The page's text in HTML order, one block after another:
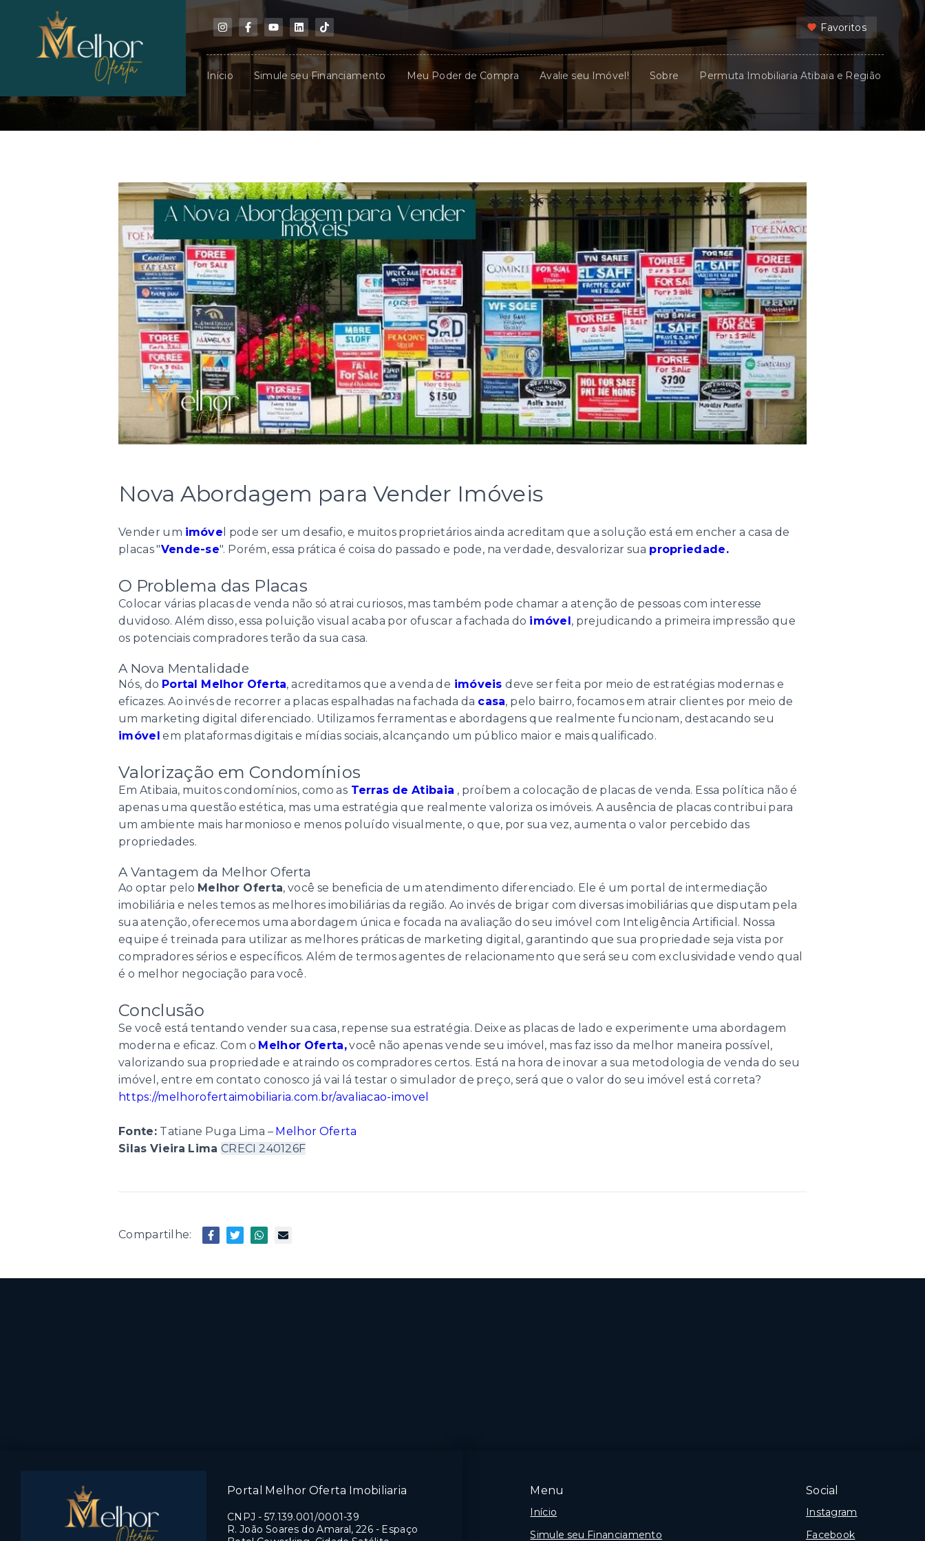
Favoritos
Início Simule seu Financiamento Meu Poder de Compra Avalie seu Imóvel! Sobre Permuta Imobiliaria Atibaia e Região
Nova Abordagem para Vender Imóveis
Vender um imóve l pode ser um desafio, e muitos proprietários ainda acreditam que a solução está em encher a casa de
placas "Vende-se". Porém, essa prática é coisa do passado e pode, na verdade, desvalorizar sua propriedade.
O Problema das Placas
Colocar várias placas de venda não só atrai curiosos, mas também pode chamar a atenção de pessoas com interesse
duvidoso. Além disso, essa poluição visual acaba por ofuscar a fachada do imóvel, prejudicando a primeira impressão que
os potenciais compradores terão da sua casa.
A Nova Mentalidade
Nós, do Portal Melhor Oferta, acreditamos que a venda de imóveisdeve ser feita por meio de estratégias modernas e
eficazes. Ao invés de recorrer a placas espalhadas na fachada da casa, pelo bairro, focamos em atrair clientes por meio de
um marketing digital diferenciado. Utilizamos ferramentas e abordagens que realmente funcionam, destacando seu
imóvel em plataformas digitais e mídias sociais, alcançando um público maior e mais qualificado.
Valorização em Condomínios
Em Atibaia, muitos condomínios, como asTerras de Atibaia , proíbem a colocação de placas de venda. Essa política não é
apenas uma questão estética, mas uma estratégia que realmente valoriza os imóveis. A ausência de placas contribui para
um ambiente mais harmonioso e menos poluído visualmente, o que, por sua vez, aumenta o valor percebido das
propriedades.
A Vantagem da Melhor Oferta
Ao optar pelo Melhor Oferta, você se beneficia de um atendimento diferenciado. Ele é um portal de intermediação
imobiliária e neles temos as melhores imobiliárias da região. Ao invés de brigar com diversas imobiliárias que disputam pela
sua atenção, oferecemos uma abordagem única e focada na avaliação do seu imóvel com Inteligência Artificial. Nossa
equipe é treinada para utilizar as melhores práticas de marketing digital, garantindo que sua propriedade seja vista por
compradores sérios e específicos. Além de termos agentes de relacionamento que será seu com exclusividade vendo qual
é o melhor negociação para você.
Conclusão
Se você está tentando vender sua casa, repense sua estratégia. Deixe as placas de lado e experimente uma abordagem
moderna e eficaz. Com o Melhor Oferta,você não apenas vende seu imóvel, mas faz isso da melhor maneira possível,
valorizando sua propriedade e atraindo os compradores certos. Está na hora de inovar a sua metodologia de venda do seu
imóvel, entre em contato conosco já vai lá testar o simulador de preço, será que o valor do seu imóvel está correta?
https://melhorofertaimobiliaria.com.br/avaliacao-imovel
Fonte: Tatiane Puga Lima – Melhor Oferta
Silas Vieira LimaCRECI 240126F
Compartilhe:
Menu
Início
Simule seu Financiamento
Social
Instagram
Facebook
Portal Melhor Oferta Imobiliaria
CNPJ - 57.139.001/0001-39
R. João Soares do Amaral, 226 - Espaço